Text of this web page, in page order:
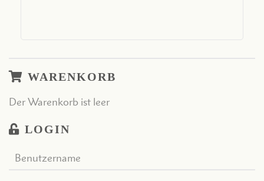
WARENKORB
Der Warenkorb ist leer
LOGIN